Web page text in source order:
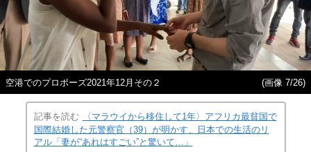
空港でのプロポーズ2021年12月その２ (画像 7/26)
記事を読む
〈マラウイから移住して1年〉アフリカ最貧国で
国際結婚した元警察官（39）が明かす、日本での生活のリ
アル「妻が“あれはすごい”と驚いて…」